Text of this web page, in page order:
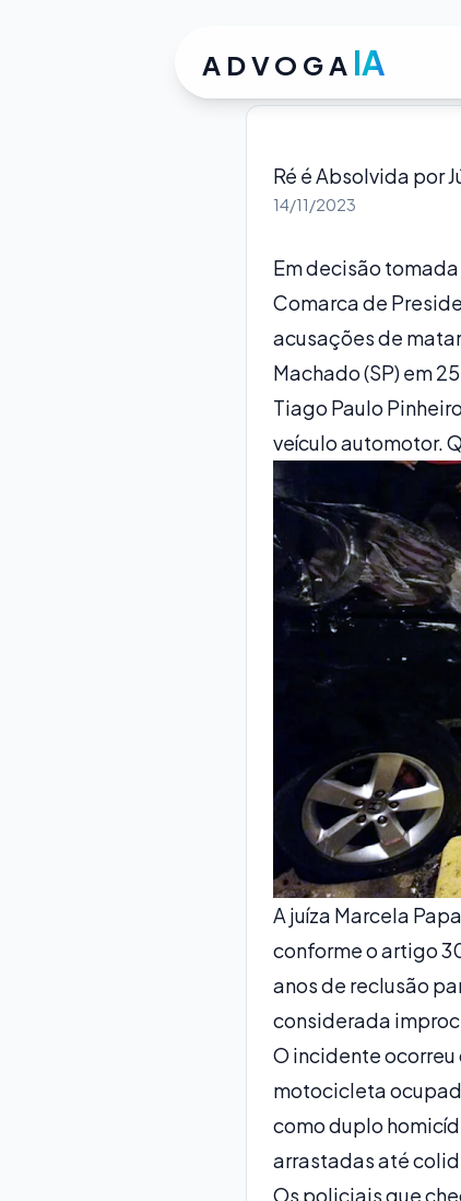
ADVOGA IA
Ré é Absolvida por
14/11/2023
Em decisão
Comarca de
acusações de
Machado (SP) em
Tiago Paulo
veículo automotor.
A juíza Marcela
conforme o artigo
anos de reclusão
considerada
O incidente
motocicleta
como duplo
arrastadas até
Os policiais que